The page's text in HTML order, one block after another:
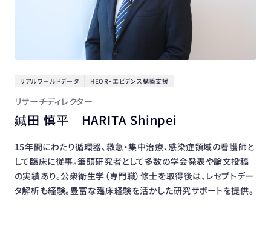
リアルワールドデータ HEOR・エビデンス構築支援
リサーチディレクター
鍼田 慎平 HARITA Shinpei
15年間にわたり循環器、救急・集中治療、感染症領域の看護師と
して臨床に従事。筆頭研究者として多数の学会発表や論文投稿
の実績あり。公衆衛生学（専門職）修士を取得後は、レセプトデー
タ解析も経験。豊富な臨床経験を活かした研究サポートを提供。